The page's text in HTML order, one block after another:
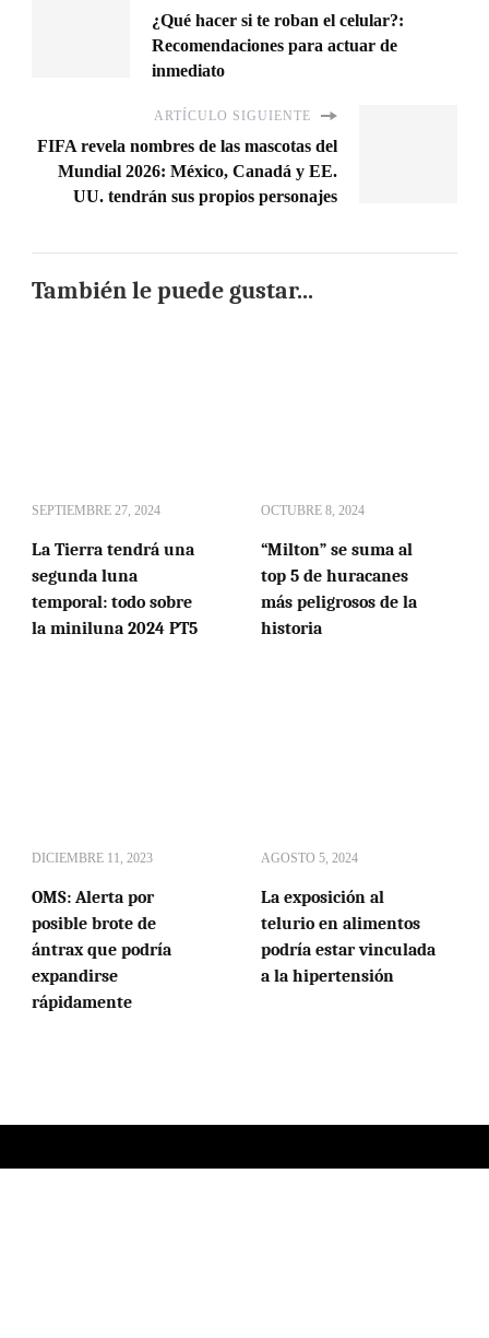
¿Qué hacer si te roban el celular?:
Recomendaciones para actuar de
inmediato
ARTÍCULO SIGUIENTE
FIFA revela nombres de las mascotas del
Mundial 2026: México, Canadá y EE.
UU. tendrán sus propios personajes
También le puede gustar...
SEPTIEMBRE 27, 2024
La Tierra tendrá una
segunda luna
temporal: todo sobre
la miniluna 2024 PT5
OCTUBRE 8, 2024
“Milton” se suma al
top 5 de huracanes
más peligrosos de la
historia
DICIEMBRE 11, 2023
OMS: Alerta por
posible brote de
ántrax que podría
expandirse
rápidamente
AGOSTO 5, 2024
La exposición al
telurio en alimentos
podría estar vinculada
a la hipertensión